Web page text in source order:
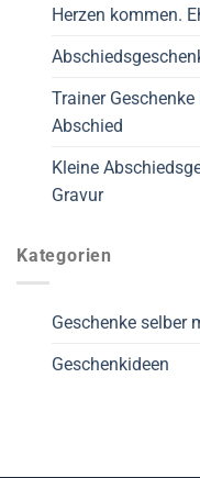
Herzen kommen.
Trainer
Abschied
Kleine
Gravur
Kategorien
Geschenke selber
Geschenkideen